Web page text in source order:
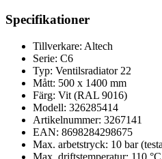
Specifikationer
Tillverkare: Altech
Serie: C6
Typ: Ventilsradiator 22
Mått: 500 x 1400 mm
Färg: Vit (RAL 9016)
Modell: 326285414
Artikelnummer: 3267141
EAN: 8698284298675
Max. arbetstryck: 10 bar
Max. driftstemperatur: 110 °C